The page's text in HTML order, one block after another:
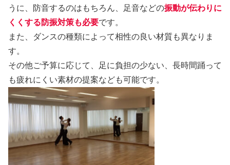
うに、防音するのはもちろん、足音などの振動が伝わりに
くくする防振対策も必要です。
また、ダンスの種類によって相性の良い材質も異なりま
す。
その他ご予算に応じて、足に負担の少ない、長時間踊って
も疲れにくい素材の提案なども可能です。